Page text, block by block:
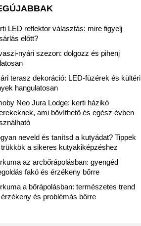
LED reflektor választás: mire figyelj
előtt?
nyári szezon: dolgozz és pihenj
terasz dekoráció: LED-füzérek és kültéri
hangulatosan
Neo Jura Lodge: kerti házikó
ami bővíthető és egész évben
neveld és tanítsd a kutyádat? Tippek
a sikeres kutyakiképzéshez
az arcbőrápolásban: gyengéd
fakó és érzékeny bőrre
a bőrápolásban: természetes trend
és problémás bőrre